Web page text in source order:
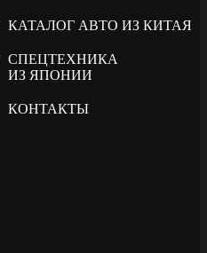
КАТАЛОГ АВТО ИЗ КИТАЯ
СПЕЦТЕХНИКА
ИЗ ЯПОНИИ
КОНТАКТЫ